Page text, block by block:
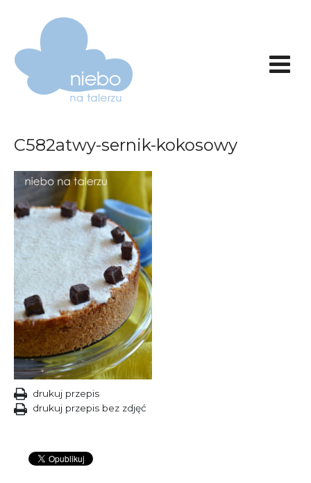
C582atwy-sernik-kokosowy
drukuj przepis
drukuj przepis bez zdjęć